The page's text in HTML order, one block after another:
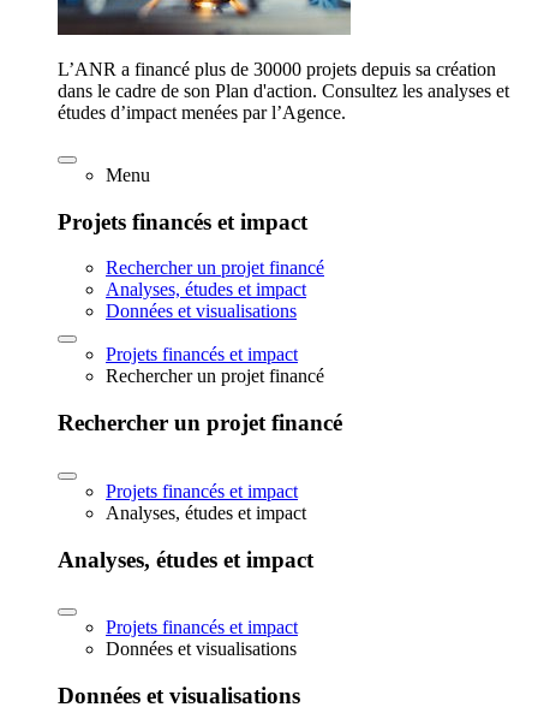
L’ANR a financé plus de 30000 projets depuis sa création
dans le cadre de son Plan d'action. Consultez les analyses et
études d’impact menées par l’Agence.
Menu
Projets financés et impact
Rechercher un projet financé
Analyses, études et impact
Données et visualisations
Projets financés et impact
Rechercher un projet financé
Rechercher un projet financé
Projets financés et impact
Analyses, études et impact
Analyses, études et impact
Projets financés et impact
Données et visualisations
Données et visualisations